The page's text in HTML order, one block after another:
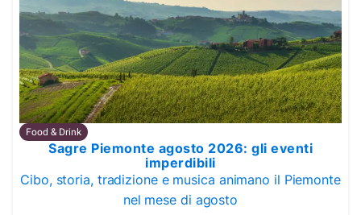
Food & Drink
Sagre Piemonte agosto 2026: gli eventi
imperdibili
Cibo, storia, tradizione e musica animano il Piemonte
nel mese di agosto